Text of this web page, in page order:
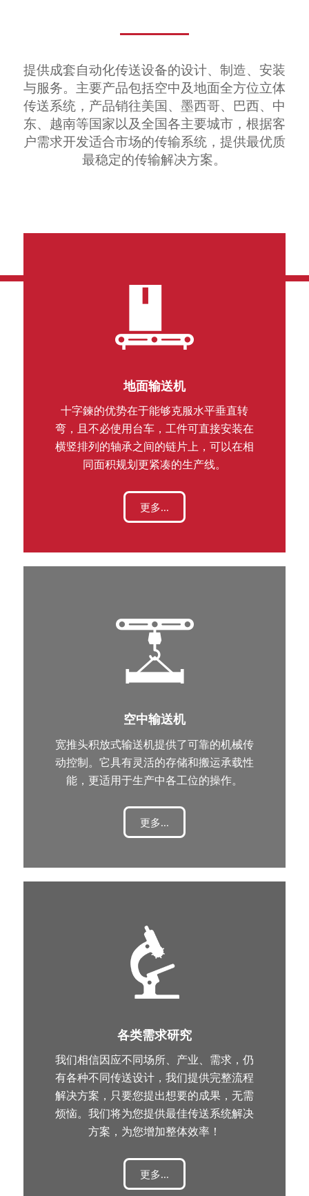
提供成套自动化传送设备的设计、制造、安装
与服务。主要产品包括空中及地面全方位立体
传送系统，产品销往美国、墨西哥、巴西、中
东、越南等国家以及全国各主要城市，根据客
户需求开发适合市场的传输系统，提供最优质
最稳定的传输解决方案。
地面输送机
十字鍊的优势在于能够克服水平垂直转
弯，且不必使用台车，工件可直接安装在
横竖排列的轴承之间的链片上，可以在相
同面积规划更紧凑的生产线。
更多...
空中输送机
宽推头积放式输送机提供了可靠的机械传
动控制。它具有灵活的存储和搬运承载性
能，更适用于生产中各工位的操作。
更多...
各类需求研究
我们相信因应不同场所、产业、需求，仍
有各种不同传送设计，我们提供完整流程
解决方案，只要您提出想要的成果，无需
烦恼。我们将为您提供最佳传送系统解决
方案，为您增加整体效率！
更多...